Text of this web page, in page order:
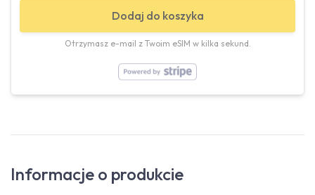
Dodaj do koszyka
Otrzymasz e-mail z Twoim eSIM w kilka sekund.
Informacje o produkcie